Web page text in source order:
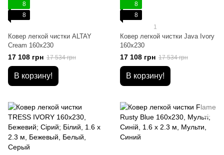
8
8
Ковер легкой чистки ALTAY
Cream 160x230
17 108 грн 17 534 грн
В корзину!
8
8
1
Ковер легкой чистки Java Ivory
160x230
17 108 грн 17 534 грн
В корзину!